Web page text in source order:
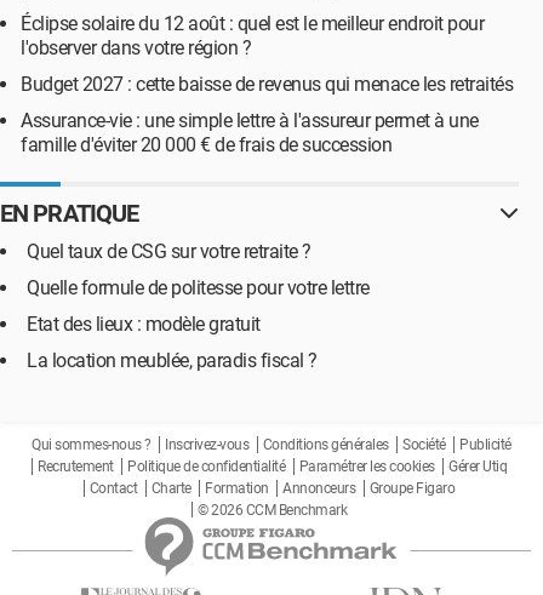
Éclipse solaire du 12 août : quel est le meilleur endroit pour
l'observer dans votre région ?
Budget 2027 : cette baisse de revenus qui menace les retraités
Assurance-vie : une simple lettre à l'assureur permet à une
famille d'éviter 20 000 € de frais de succession
EN PRATIQUE
Quel taux de CSG sur votre retraite ?
Quelle formule de politesse pour votre lettre
Etat des lieux : modèle gratuit
La location meublée, paradis fiscal ?
Qui sommes-nous ? Inscrivez-vous Conditions générales Société
Publicité
Recrutement
Politique de confidentialité Paramétrer les cookies
Gérer Utiq
Contact
Charte Formation Annonceurs
Groupe Figaro
© 2026 CCM Benchmark